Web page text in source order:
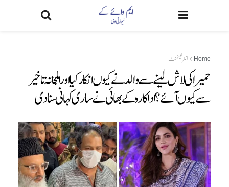
Home انٹرٹینمنٹ
حمیرا کی لاش لینے سے والد نے کیوں انکار کیا اور اہلخانہ تاخیر
سے کیوں آئے؟ اداکارہ کے بھائی نے ساری کہانی سنادی